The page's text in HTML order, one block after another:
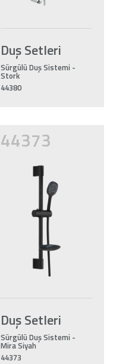
Duş Setleri
Sürgülü Duş Sistemi -
Stork
44380
44373
Duş Setleri
Sürgülü Duş Sistemi -
Mira Siyah
44373